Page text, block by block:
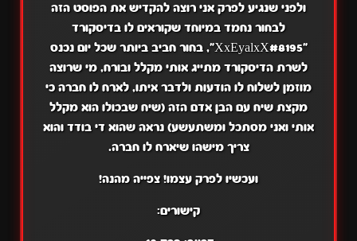
ולפני שנגיע לפרק אני רוצה להקדיש את הפוסט הזה
לבחור נחמד במיוחד שקוראים לו בדיסקורד
"XxEyalxX#8195", בחור חביב ביותר שכל יום נכנס
לשרת הדיסקורד מתייג אותי מקלל ובורח, מי שרוצה
מוזמן לשלוח לו הודעות ולדבר איתו, לארח לו חברה כי
מקצת שיח עם הבן אדם הזה (שיח שבכולו הוא מקלל
אותי ואני מסתכל ומשתעשע) נראה שהוא די בודד והוא
צריך מישהו שיארח לו חברה.
ועכשיו לפרק עצמו! צפייה מהנה!
קישורים: